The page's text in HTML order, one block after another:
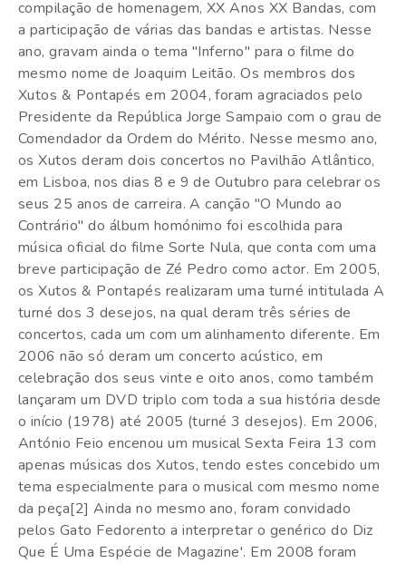
compilação de homenagem, XX Anos XX Bandas, com
a participação de várias das bandas e artistas. Nesse
ano, gravam ainda o tema "Inferno" para o filme do
mesmo nome de Joaquim Leitão. Os membros dos
Xutos & Pontapés em 2004, foram agraciados pelo
Presidente da República Jorge Sampaio com o grau de
Comendador da Ordem do Mérito. Nesse mesmo ano,
os Xutos deram dois concertos no Pavilhão Atlântico,
em Lisboa, nos dias 8 e 9 de Outubro para celebrar os
seus 25 anos de carreira. A canção "O Mundo ao
Contrário" do álbum homónimo foi escolhida para
música oficial do filme Sorte Nula, que conta com uma
breve participação de Zé Pedro como actor. Em 2005,
os Xutos & Pontapés realizaram uma turné intitulada A
turné dos 3 desejos, na qual deram três séries de
concertos, cada um com um alinhamento diferente. Em
2006 não só deram um concerto acústico, em
celebração dos seus vinte e oito anos, como também
lançaram um DVD triplo com toda a sua história desde
o início (1978) até 2005 (turné 3 desejos). Em 2006,
António Feio encenou um musical Sexta Feira 13 com
apenas músicas dos Xutos, tendo estes concebido um
tema especialmente para o musical com mesmo nome
da peça[2] Ainda no mesmo ano, foram convidado
pelos Gato Fedorento a interpretar o genérico do Diz
Que É Uma Espécie de Magazine'. Em 2008 foram